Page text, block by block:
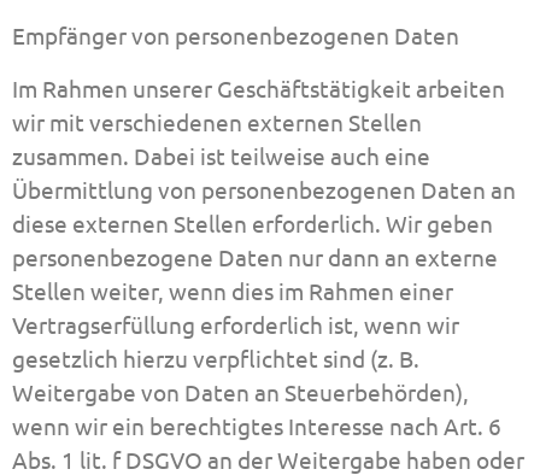
Empfänger von personenbezogenen Daten
Im Rahmen unserer Geschäftstätigkeit arbeiten
wir mit verschiedenen externen Stellen
zusammen. Dabei ist teilweise auch eine
Übermittlung von personenbezogenen Daten an
diese externen Stellen erforderlich. Wir geben
personenbezogene Daten nur dann an externe
Stellen weiter, wenn dies im Rahmen einer
Vertragserfüllung erforderlich ist, wenn wir
gesetzlich hierzu verpflichtet sind (z. B.
Weitergabe von Daten an Steuerbehörden),
wenn wir ein berechtigtes Interesse nach Art. 6
Abs. 1 lit. f DSGVO an der Weitergabe haben oder